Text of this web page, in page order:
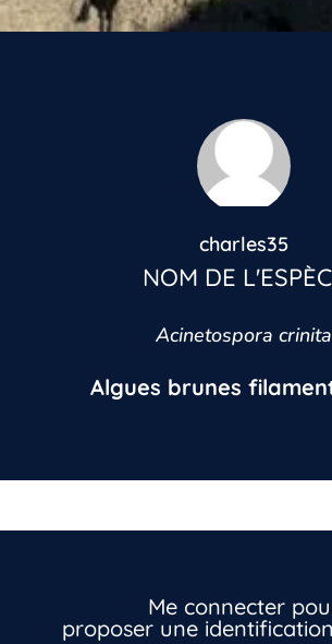
charles35
NOM DE
Acinetospora crinita
Algues brunes
Me connecter
proposer une